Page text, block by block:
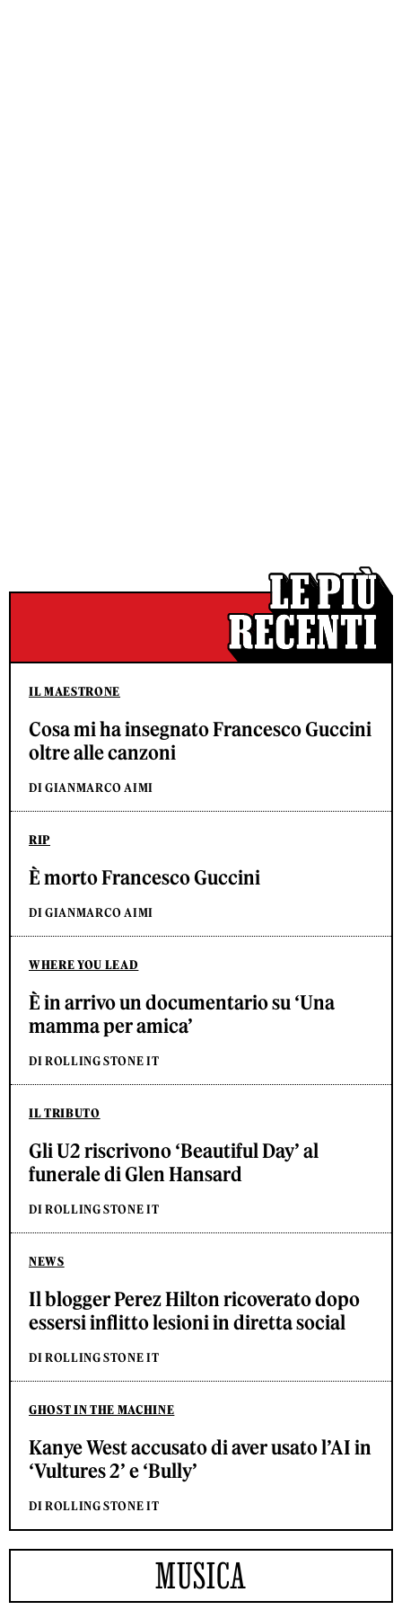
IL MAESTRONE
Cosa mi ha insegnato Francesco Guccini
oltre alle canzoni
DI GIANMARCO AIMI
RIP
È morto Francesco Guccini
DI GIANMARCO AIMI
WHERE YOU LEAD
È in arrivo un documentario su ‘Una
mamma per amica’
DI ROLLING STONE IT
IL TRIBUTO
Gli U2 riscrivono ‘Beautiful Day’ al
funerale di Glen Hansard
DI ROLLING STONE IT
NEWS
Il blogger Perez Hilton ricoverato dopo
essersi inflitto lesioni in diretta social
DI ROLLING STONE IT
GHOST IN THE MACHINE
Kanye West accusato di aver usato l’AI in
‘Vultures 2’ e ‘Bully’
DI ROLLING STONE IT
MUSICA